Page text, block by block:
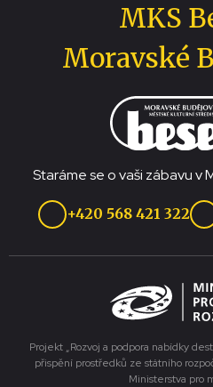
MKS
Moravské
Staráme se o vaši zábavu v
+420 568 421 322
Projekt „Rozvoj a podpora nabídky
přispění prostředků ze státního
Ministerstva pro